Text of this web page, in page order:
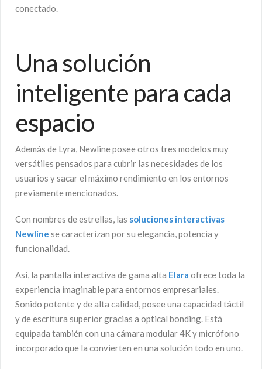
conectado.
Una solución
inteligente para cada
espacio
Además de Lyra, Newline posee otros tres modelos muy
versátiles pensados para cubrir las necesidades de los
usuarios y sacar el máximo rendimiento en los entornos
previamente mencionados.
Con nombres de estrellas, las soluciones interactivas
Newline se caracterizan por su elegancia, potencia y
funcionalidad.
Así, la pantalla interactiva de gama alta Elara ofrece toda la
experiencia imaginable para entornos empresariales.
Sonido potente y de alta calidad, posee una capacidad táctil
y de escritura superior gracias a optical bonding. Está
equipada también con una cámara modular 4K y micrófono
incorporado que la convierten en una solución todo en uno.